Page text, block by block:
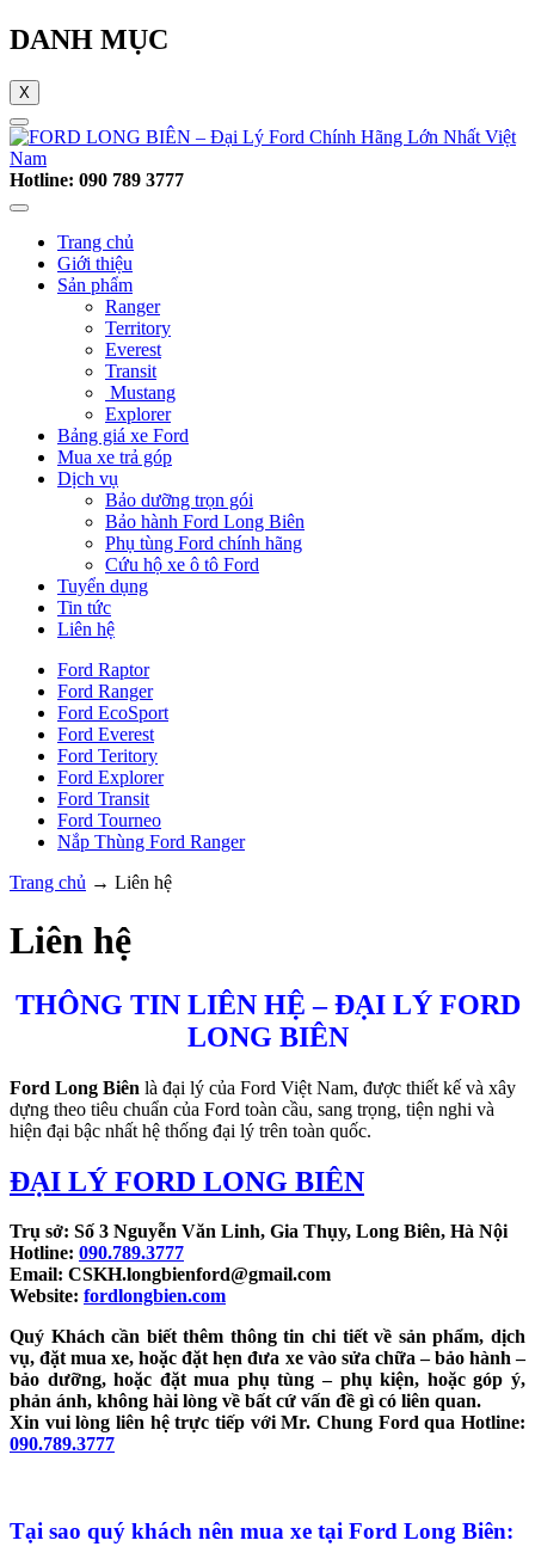
DANH MỤC
X
Hotline: 090 789 3777
Trang chủ
Giới thiệu
Sản phẩm
Ranger
Territory
Everest
Transit
Mustang
Explorer
Bảng giá xe Ford
Mua xe trả góp
Dịch vụ
Bảo dưỡng trọn gói
Bảo hành Ford Long Biên
Phụ tùng Ford chính hãng
Cứu hộ xe ô tô Ford
Tuyển dụng
Tin tức
Liên hệ
Ford Raptor
Ford Ranger
Ford EcoSport
Ford Everest
Ford Teritory
Ford Explorer
Ford Transit
Ford Tourneo
Nắp Thùng Ford Ranger
Trang chủ → Liên hệ
Liên hệ
THÔNG TIN LIÊN HỆ – ĐẠI LÝ FORD
LONG BIÊN
Ford Long Biên là đại lý của Ford Việt Nam, được thiết kế và xây
dựng theo tiêu chuẩn của Ford toàn cầu, sang trọng, tiện nghi và
hiện đại bậc nhất hệ thống đại lý trên toàn quốc.
ĐẠI LÝ FORD LONG BIÊN
Trụ sở: Số 3 Nguyễn Văn Linh, Gia Thụy, Long Biên, Hà Nội
Hotline: 090.789.3777
Email: CSKH.longbienford@gmail.com
Website: fordlongbien.com
Quý Khách cần biết thêm thông tin chi tiết về sản phẩm, dịch
vụ, đặt mua xe, hoặc đặt hẹn đưa xe vào sửa chữa – bảo hành –
bảo dưỡng, hoặc đặt mua phụ tùng – phụ kiện, hoặc góp ý,
phản ánh, không hài lòng về bất cứ vấn đề gì có liên quan.
Xin vui lòng liên hệ trực tiếp với Mr. Chung Fordqua Hotline:
090.789.3777
Tại sao quý khách nên mua xe tại Ford Long Biên: